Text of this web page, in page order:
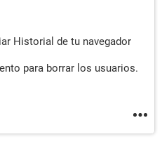
Historial de tu navegador
para borrar los usuarios.